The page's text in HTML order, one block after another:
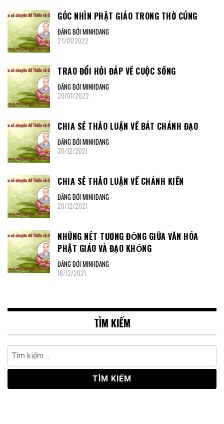
GÓC NHÌN PHẬT GIÁO TRONG THỜ CÚNG
ĐĂNG BỞI MINHDANG
27/01/2022
TRAO ĐỔI HỎI ĐÁP VỀ CUỘC SỐNG
ĐĂNG BỞI MINHDANG
20/01/2022
CHIA SẺ THẢO LUẬN VỀ BÁT CHÁNH ĐẠO
ĐĂNG BỞI MINHDANG
30/12/2021
CHIA SẺ THẢO LUẬN VỀ CHÁNH KIẾN
ĐĂNG BỞI MINHDANG
20/12/2021
NHỮNG NÉT TƯƠNG ĐỒNG GIỮA VĂN HÓA
PHẬT GIÁO VÀ ĐẠO KHỔNG
ĐĂNG BỞI MINHDANG
16/12/2021
TÌM KIẾM
Tìm
kiếm
cho: